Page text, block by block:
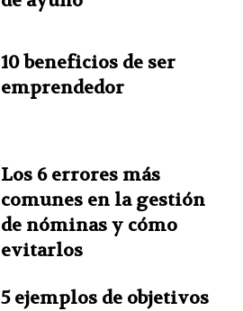
10 beneficios de ser
emprendedor
Los 6 errores más
comunes en la gestión
de nóminas y cómo
evitarlos
5 ejemplos de objetivos